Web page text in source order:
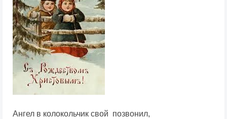
Ангел в колокольчик свой позвонил,